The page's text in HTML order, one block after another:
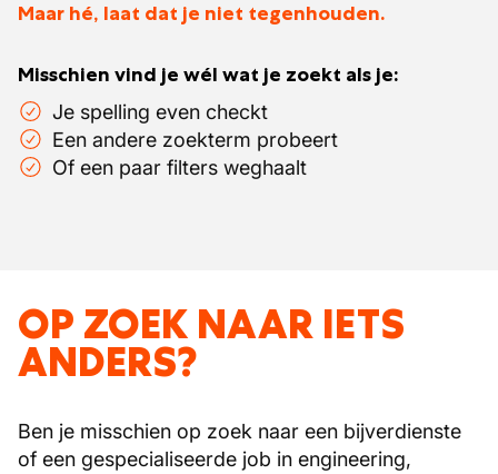
Maar hé, laat dat je niet tegenhouden.
Misschien vind je wél wat je zoekt als je:
Je spelling even checkt
Een andere zoekterm probeert
Of een paar filters weghaalt
OP ZOEK NAAR IETS
ANDERS?
Ben je misschien op zoek naar een bijverdienste
of een gespecialiseerde job in engineering,